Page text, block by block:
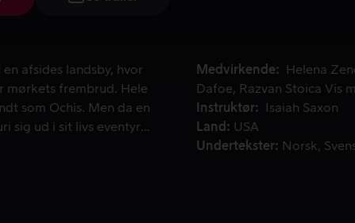
afsides landsby, hvor der et strengt forbudt at
afsides landsby, hvor
frembrud. Hele
som Ochis. Men da en
sig ud i sit livs eventyr
Medvirkende Helena
Dafoe
Razvan Stoica Vis
Instruktør
Isaiah Saxon
Land
USA
Undertekster
Norsk